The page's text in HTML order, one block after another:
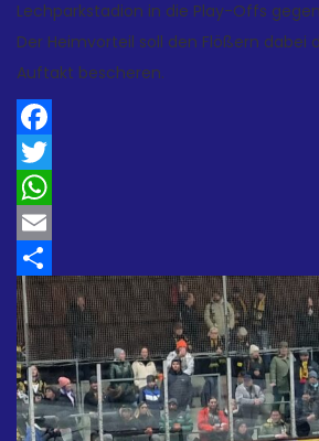
Lechparkstadion in die Play-Offs
Der Heimvorteil soll den Flößern dabei
Auftakt bescheren.
Facebook
Twitter
WhatsApp
Email
Teilen